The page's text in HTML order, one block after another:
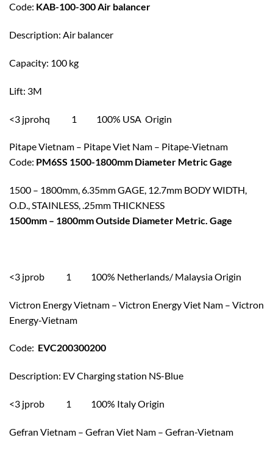
Code: KAB-100-300 Air balancer
Description: Air balancer
Capacity: 100 kg
Lift: 3M
<3 jprohq 1 100% USA Origin
Pitape Vietnam – Pitape Viet Nam – Pitape-Vietnam
Code: PM6SS 1500-1800mm Diameter Metric Gage
1500 – 1800mm, 6.35mm GAGE, 12.7mm BODY WIDTH,
O.D., STAINLESS, .25mm THICKNESS
1500mm – 1800mm Outside Diameter Metric. Gage
<3 jprob 1 100% Netherlands/ Malaysia Origin
Victron Energy Vietnam – Victron Energy Viet Nam – Victron
Energy-Vietnam
Code: EVC200300200
Description: EV Charging station NS-Blue
<3 jprob 1 100% Italy Origin
Gefran Vietnam – Gefran Viet Nam – Gefran-Vietnam